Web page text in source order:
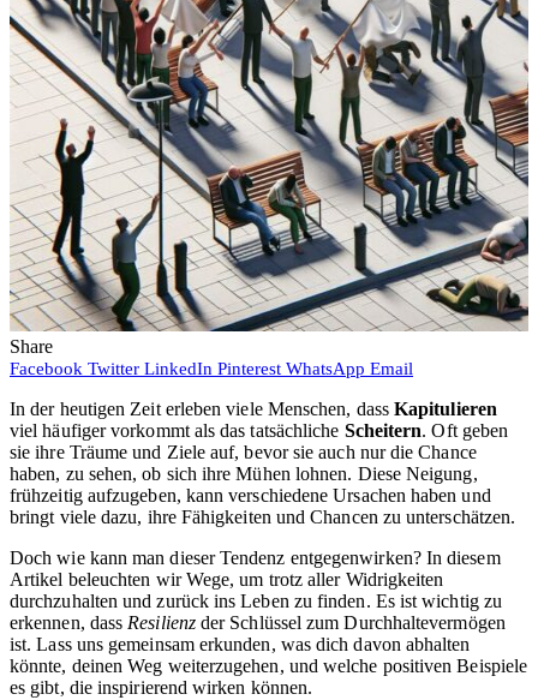
Share
Facebook Twitter LinkedIn Pinterest WhatsApp Email
In der heutigen Zeit erleben viele Menschen, dass Kapitulieren
viel häufiger vorkommt als das tatsächliche Scheitern. Oft geben
sie ihre Träume und Ziele auf, bevor sie auch nur die Chance
haben, zu sehen, ob sich ihre Mühen lohnen. Diese Neigung,
frühzeitig aufzugeben, kann verschiedene Ursachen haben und
bringt viele dazu, ihre Fähigkeiten und Chancen zu unterschätzen.
Doch wie kann man dieser Tendenz entgegenwirken? In diesem
Artikel beleuchten wir Wege, um trotz aller Widrigkeiten
durchzuhalten und zurück ins Leben zu finden. Es ist wichtig zu
erkennen, dass Resilienzder Schlüssel zum Durchhaltevermögen
ist. Lass uns gemeinsam erkunden, was dich davon abhalten
könnte, deinen Weg weiterzugehen, und welche positiven Beispiele
es gibt, die inspirierend wirken können.